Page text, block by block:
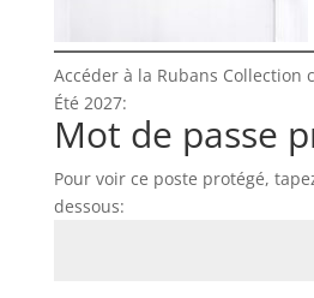
Accéder à la Rubans Collection
Été 2027:
Mot de passe
Pour voir ce poste protégé,
dessous: